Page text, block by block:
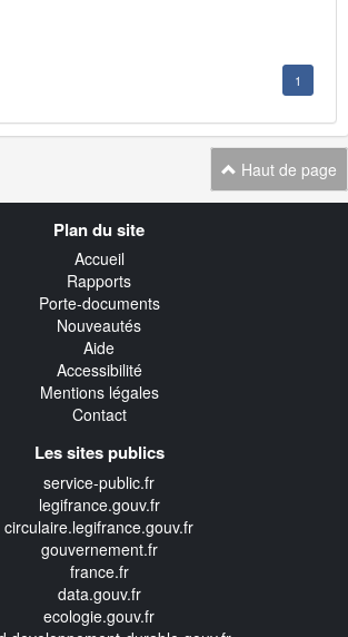
1
Haut de page
Plan du site
Accueil
Rapports
Porte-documents
Nouveautés
Aide
Accessibilité
Mentions légales
Contact
Les sites publics
service-public.fr
legifrance.gouv.fr
circulaire.legifrance.gouv.fr
gouvernement.fr
france.fr
data.gouv.fr
ecologie.gouv.fr